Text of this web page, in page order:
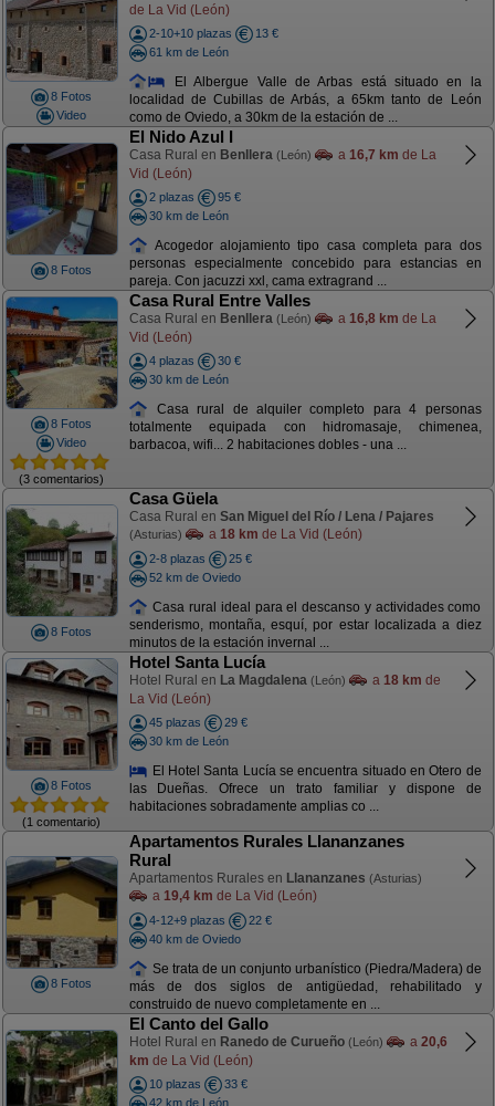
8 Fotos
Video
de La Vid (León)
2-10+10 plazas
13 €
61 km de León
El Albergue Valle de Arbas está situado en la
localidad de Cubillas de Arbás, a 65km tanto de León
como de Oviedo, a 30km de la estación de ...
8 Fotos
El Nido Azul I
Casa Rural en Benllera (León) a 16,7 km de La
Vid (León)
2 plazas
95 €
30 km de León
Acogedor alojamiento tipo casa completa para dos
personas especialmente concebido para estancias en
pareja. Con jacuzzi xxl, cama extragrand ...
8 Fotos
Video
(3 comentarios)
Casa Rural Entre Valles
Casa Rural en Benllera (León) a 16,8 km de La
Vid (León)
4 plazas
30 €
30 km de León
Casa rural de alquiler completo para 4 personas
totalmente equipada con hidromasaje, chimenea,
barbacoa, wifi... 2 habitaciones dobles - una ...
8 Fotos
Casa Güela
Casa Rural en San Miguel del Río / Lena / Pajares
(Asturias) a 18 km de La Vid (León)
2-8 plazas
25 €
52 km de Oviedo
Casa rural ideal para el descanso y actividades como
senderismo, montaña, esquí, por estar localizada a diez
minutos de la estación invernal ...
8 Fotos
(1 comentario)
Hotel Santa Lucía
Hotel Rural en La Magdalena (León) a 18 km de
La Vid (León)
45 plazas
29 €
30 km de León
El Hotel Santa Lucía se encuentra situado en Otero de
las Dueñas. Ofrece un trato familiar y dispone de
habitaciones sobradamente amplias co ...
8 Fotos
Apartamentos Rurales Llananzanes
Rural
Apartamentos Rurales en Llananzanes (Asturias)
a 19,4 km de La Vid (León)
4-12+9 plazas
22 €
40 km de Oviedo
Se trata de un conjunto urbanístico (Piedra/Madera) de
más de dos siglos de antigüedad, rehabilitado y
construido de nuevo completamente en ...
El Canto del Gallo
Hotel Rural en Ranedo de Curueño (León) a 20,6
km de La Vid (León)
10 plazas
33 €
42 km de León